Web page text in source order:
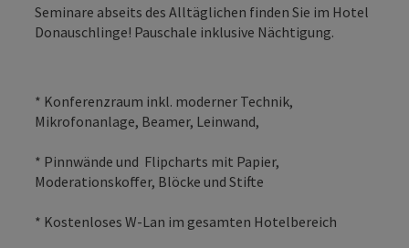
Seminare abseits des Alltäglichen finden Sie im Hotel
Donauschlinge! Pauschale inklusive Nächtigung.
* Konferenzraum inkl. moderner Technik,
Mikrofonanlage, Beamer, Leinwand,
* Pinnwände und Flipcharts mit Papier,
Moderationskoffer, Blöcke und Stifte
* Kostenloses W-Lan im gesamten Hotelbereich